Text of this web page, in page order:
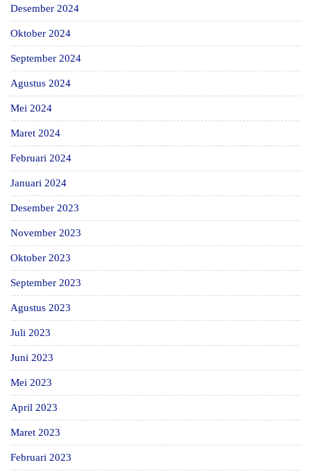
Desember 2024
Oktober 2024
September 2024
Agustus 2024
Mei 2024
Maret 2024
Februari 2024
Januari 2024
Desember 2023
November 2023
Oktober 2023
September 2023
Agustus 2023
Juli 2023
Juni 2023
Mei 2023
April 2023
Maret 2023
Februari 2023